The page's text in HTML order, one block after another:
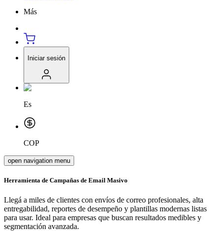
Más
Iniciar sesión
Es
COP
open navigation menu
Herramienta de Campañas de Email Masivo
Llegá a miles de clientes con envíos de correo profesionales, alta
entregabilidad, reportes de desempeño y plantillas modernas listas
para usar. Ideal para empresas que buscan resultados medibles y
segmentación avanzada.